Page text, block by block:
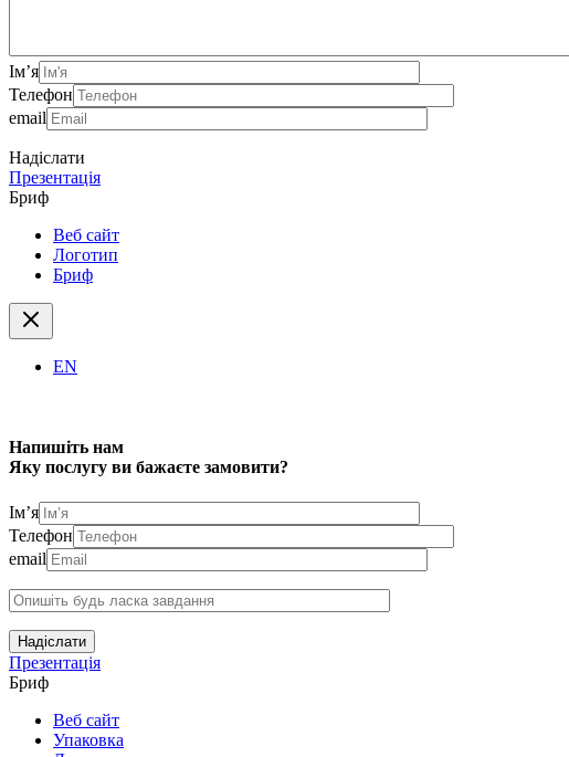
Ім’я
Телефон
email
Надіслати
Презентація
Бриф
Веб сайт
Логотип
Бриф
EN
Напишіть нам
Яку послугу ви бажаєте замовити?
Ім’я
Телефон
email
Надіслати
Презентація
Бриф
Веб сайт
Упаковка